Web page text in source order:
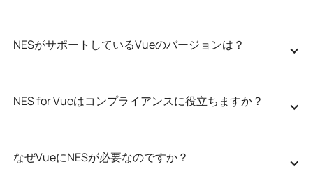
NESがサポートしているVueのバージョンは？
NES for Vueはコンプライアンスに役立ちますか？
なぜVueにNESが必要なのですか？